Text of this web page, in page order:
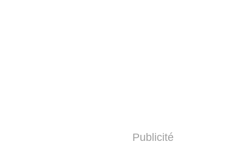
Publicité